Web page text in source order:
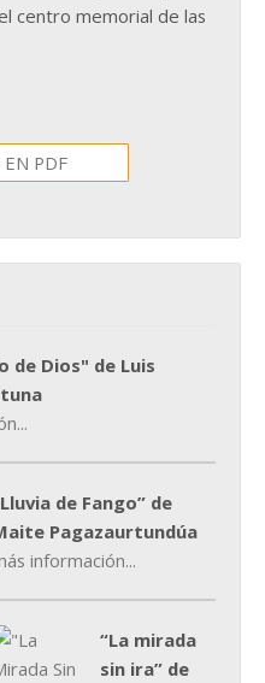
centro memorial de las
PDF
de Dios" de Luis
de Fango” de
Pagazaurtundúa
información...
“La mirada
sin ira” de